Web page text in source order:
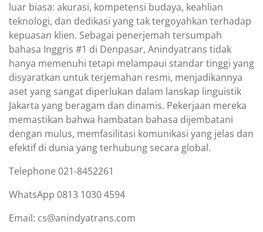
luar biasa: akurasi, kompetensi budaya, keahlian
teknologi, dan dedikasi yang tak tergoyahkan terhadap
kepuasan klien. Sebagai penerjemah tersumpah
bahasa Inggris #1 di Denpasar, Anindyatrans tidak
hanya memenuhi tetapi melampaui standar tinggi yang
disyaratkan untuk terjemahan resmi, menjadikannya
aset yang sangat diperlukan dalam lanskap linguistik
Jakarta yang beragam dan dinamis. Pekerjaan mereka
memastikan bahwa hambatan bahasa dijembatani
dengan mulus, memfasilitasi komunikasi yang jelas dan
efektif di dunia yang terhubung secara global.
Telephone 021-8452261
WhatsApp 0813 1030 4594
Email: cs@anindyatrans.com